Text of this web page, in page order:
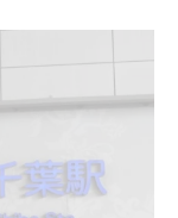
の理由
の対策